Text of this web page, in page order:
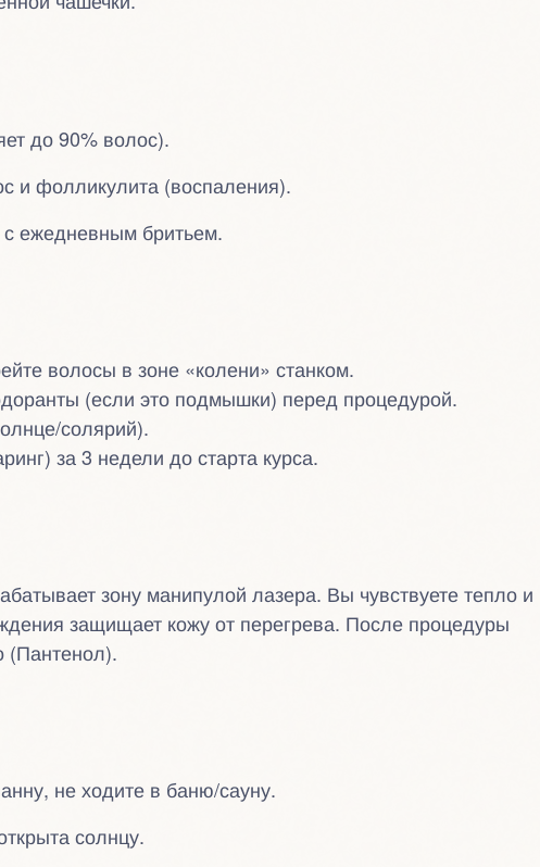
до 90% волос).
и фолликулита (воспаления).
ежедневным бритьем.
волосы в зоне «колени» станком.
(если это подмышки) перед процедурой.
солярий).
за 3 недели до старта курса.
зону манипулой лазера. Вы чувствуете тепло и
защищает кожу от перегрева. После процедуры
(Пантенол).
не ходите в баню/сауну.
солнцу.